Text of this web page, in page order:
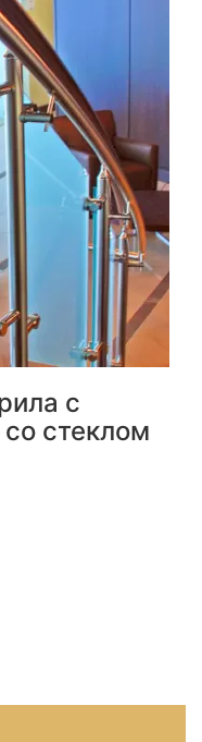
с
стеклом